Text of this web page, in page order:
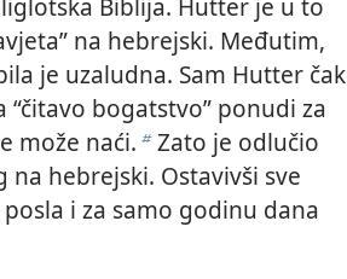
na hebrejski. Međutim,
je uzaludna. Sam Hutter čak
bogatstvo” ponudi za
može naći. bZato je odlučio
na hebrejski. Ostavivši sve
i za samo godinu dana